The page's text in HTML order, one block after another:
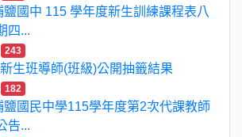
鹽國中 115 學年度新生訓練課程表八
四...
243
生班導師(班級)公開抽籤結果
182
鹽國民中學115學年度第2次代課教師
告...